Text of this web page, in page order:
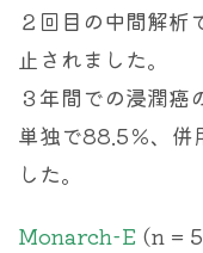
２回目の中間解析
止されました。
３年間での浸潤
単独で88.5％、併
した。
Monarch-E (n =